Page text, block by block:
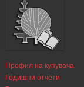
Профил на купувача
Годишни отчети